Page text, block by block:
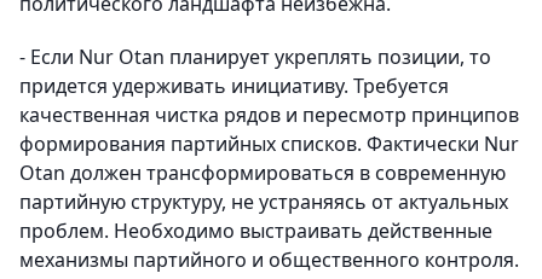
- Если Nur Otan планирует укреплять позиции, то
придется удерживать инициативу. Требуется
качественная чистка рядов и пересмотр принципов
формирования партийных списков. Фактически Nur
Otan должен трансформироваться в современную
партийную структуру, не устраняясь от актуальных
проблем. Необходимо выстраивать действенные
механизмы партийного и общественного контроля.